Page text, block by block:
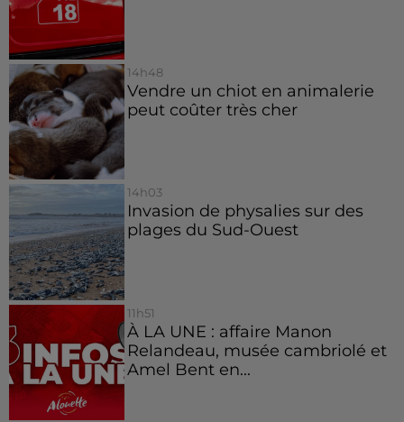
14h48
Vendre un chiot en animalerie
peut coûter très cher
14h03
Invasion de physalies sur des
plages du Sud-Ouest
11h51
À LA UNE : affaire Manon
Relandeau, musée cambriolé et
Amel Bent en...